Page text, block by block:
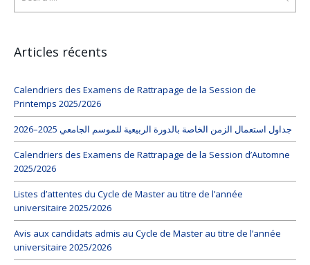
Articles récents
Calendriers des Examens de Rattrapage de la Session de
Printemps 2025/2026
جداول استعمال الزمن الخاصة بالدورة الربيعية للموسم الجامعي 2025–2026
Calendriers des Examens de Rattrapage de la Session d’Automne
2025/2026
Listes d’attentes du Cycle de Master au titre de l’année
universitaire 2025/2026
Avis aux candidats admis au Cycle de Master au titre de l’année
universitaire 2025/2026